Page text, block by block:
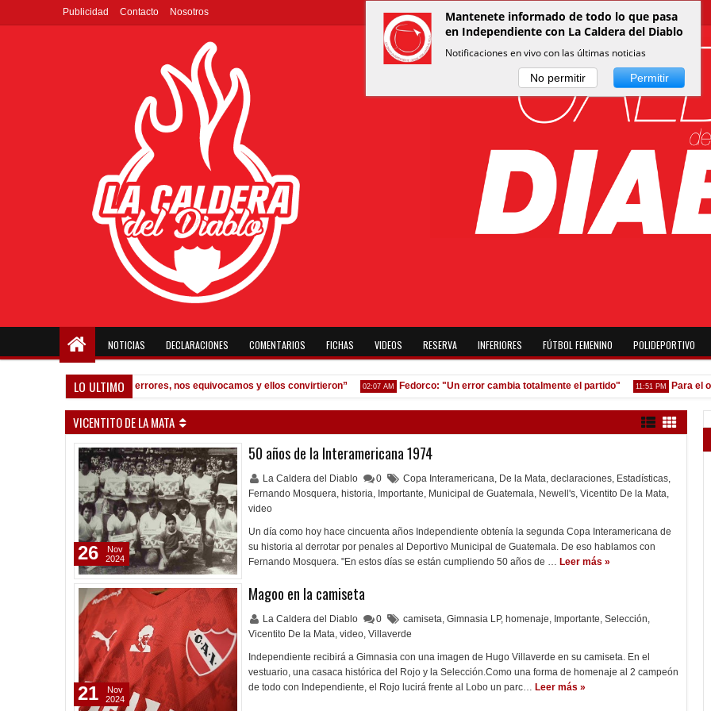
Publicidad Contacto Nosotros
NOTICIAS DECLARACIONES COMENTARIOS FICHAS VIDEOS RESERVA INFERIORES FÚTBOL FEMENINO POLIDEPORTIVO
LO ULTIMO
"Tuvimos dos errores, nos equivocamos y ellos convirtieron” 02:07 AM Fedorco: "Un error cambia totalmente el partido" 11:51 PM Para el olvido
VICENTITO DE LA MATA
50 años de la Interamericana 1974
La Caldera del Diablo 0 Copa Interamericana, De la Mata, declaraciones, Estadísticas,
Fernando Mosquera, historia, Importante, Municipal de Guatemala, Newell's, Vicentito De la Mata,
video
Un día como hoy hace cincuenta años Independiente obtenía la segunda Copa Interamericana de
su historia al derrotar por penales al Deportivo Municipal de Guatemala. De eso hablamos con
Fernando Mosquera. "En estos días se están cumpliendo 50 años de … Leer más »
26
Nov
2024
Magoo en la camiseta
La Caldera del Diablo 0 camiseta, Gimnasia LP, homenaje, Importante, Selección,
Vicentito De la Mata, video, Villaverde
Independiente recibirá a Gimnasia con una imagen de Hugo Villaverde en su camiseta. En el
vestuario, una casaca histórica del Rojo y la Selección.Como una forma de homenaje al 2 campeón
de todo con Independiente, el Rojo lucirá frente al Lobo un parc… Leer más »
21
Nov
2024
Mantenete informado de todo lo que pasa
en Independiente con La Caldera del Diablo
Notificaciones en vivo con las últimas noticias
No permitir Permitir